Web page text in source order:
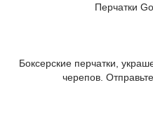
Перчатки
Боксерские перчатки,
черепов.